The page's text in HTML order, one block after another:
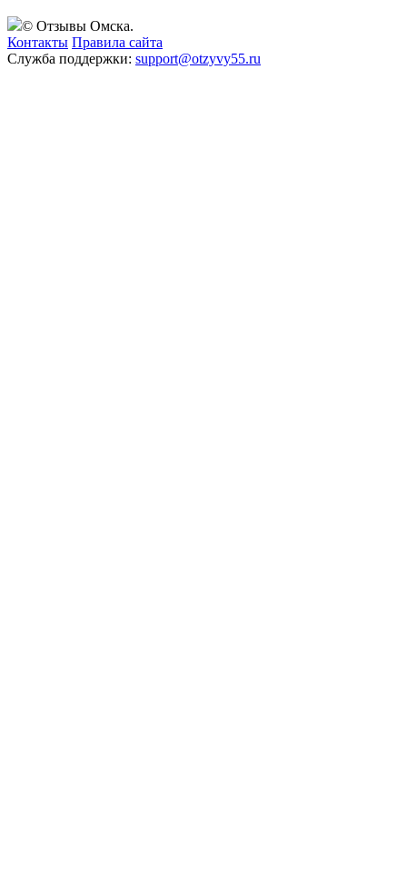
© Отзывы Омска.
Контакты Правила сайта
Служба поддержки: support@otzyvy55.ru